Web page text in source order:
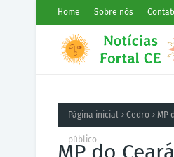
Home Sobre nós
Página inicial Cedro MP
público